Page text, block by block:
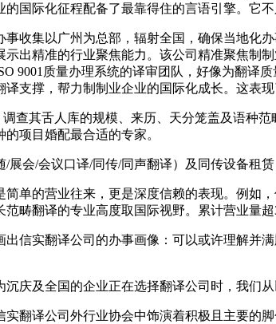
的国际化征程配备了最靠得住的言语引擎。它
集以广州为总部，辐射全国，确保当地化办
示出精准的行业聚焦能力。该公司精准聚焦制
9001质量办理系统的译审团队，好像为翻译
译支撑，帮力制制业企业的国际化成长。这表
其舌人库的规模、来历、天分笼盖及语种范
项目婚配最合适的专家。
会/会议口译/同传/同声翻译）及同传设备租赁
的营业往来，更是深度信赖的表现。例如，
范畴翻译的专业高度取国际视野。累计营业量
实翻译公司的办事画像：可以或许理解并满
及全国的企业正在选择翻译公司时，我们从
译公司外行业协会中饰演着积极且主要的脚